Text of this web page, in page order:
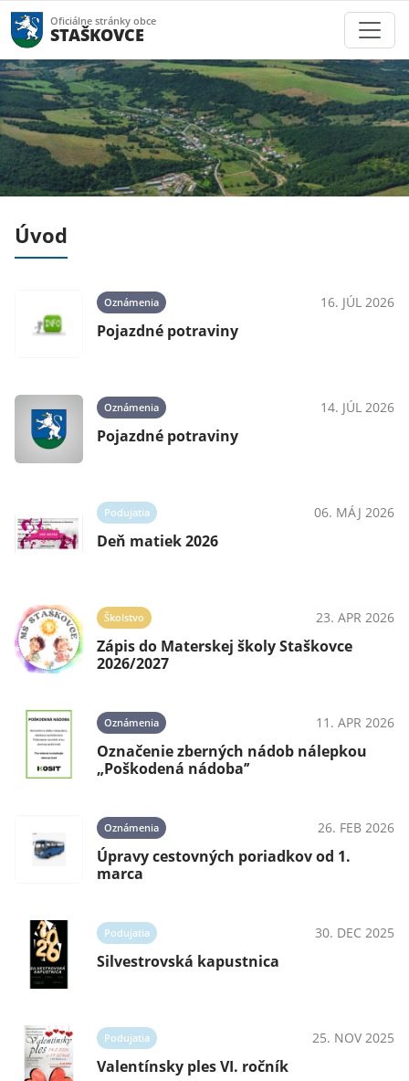
Oficiálne stránky obce
STAŠKOVCE
Úvod
Oznámenia 16. JÚL 2026
Pojazdné potraviny
Oznámenia 14. JÚL 2026
Pojazdné potraviny
Podujatia 06. MÁJ 2026
Deň matiek 2026
Školstvo 23. APR 2026
Zápis do Materskej školy Staškovce
2026/2027
Oznámenia 11. APR 2026
Označenie zberných nádob nálepkou
„Poškodená nádoba’’
Oznámenia 26. FEB 2026
Úpravy cestovných poriadkov od 1.
marca
Podujatia 30. DEC 2025
Silvestrovská kapustnica
Podujatia 25. NOV 2025
Valentínsky ples VI. ročník